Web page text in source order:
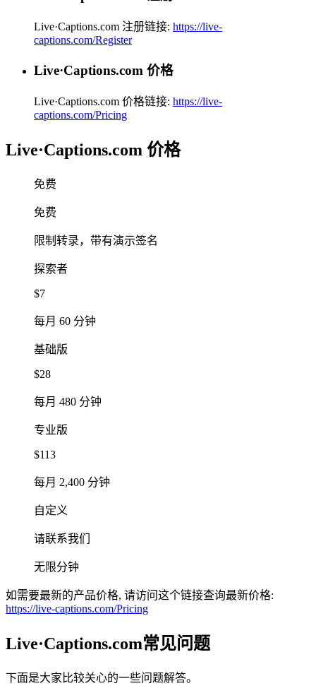
Live·Captions.com 注册链接: https://live-
captions.com/Register
Live·Captions.com 价格
Live·Captions.com 价格链接: https://live-
captions.com/Pricing
Live·Captions.com 价格
免费
免费
限制转录，带有演示签名
探索者
$7
每月 60 分钟
基础版
$28
每月 480 分钟
专业版
$113
每月 2,400 分钟
自定义
请联系我们
无限分钟
如需要最新的产品价格, 请访问这个链接查询最新价格:
https://live-captions.com/Pricing
Live·Captions.com常见问题
下面是大家比较关心的一些问题解答。